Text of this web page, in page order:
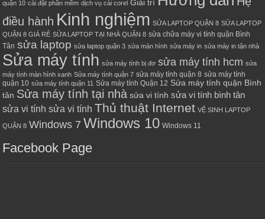
quận 10 cài đặt phần mềm dịch vụ cài corel Giải trí
điều hành Kinh nghiệm SỬA LAPTOP QUẬN 8 SỬA LAPTOP
QUẬN 8 GIÁ RẺ SỬA LAPTOP TẠI NHÀ QUẬN 8 sửa chữa máy vi tính quận Bình
Tân sửa laptop sửa laptop quận 3 sửa màn hình sửa máy in sửa máy in tận nhà
Sửa máy tính sửa máy tính bị đơ sửa máy tính hcm sửa
máy tính màn hình xanh Sửa máy tính quận 7 sửa máy tính quận 8 sửa máy tính
quận 10 sửa máy tính quận 11 Sửa máy tính Quận 12 Sửa máy tính quận Bình
tân Sửa máy tính tại nhà sửa vi tính sửa vi tính bình tân
sửa vi tính sửa vi tính Thủ thuật Internet VỆ SINH LAPTOP
QUẬN 8 Windows 7 Windows 10 Windows 11
Facebook Page